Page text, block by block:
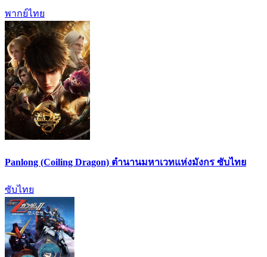
พากย์ไทย
Panlong (Coiling Dragon) ตำนานมหาเวทแห่งมังกร ซับไทย
ซับไทย